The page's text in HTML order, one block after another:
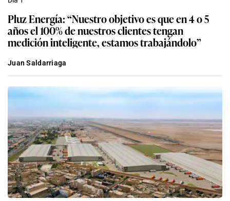
Pluz Energía: “Nuestro objetivo es que en 4 o 5
años el 100% de nuestros clientes tengan
medición inteligente, estamos trabajándolo”
Juan Saldarriaga